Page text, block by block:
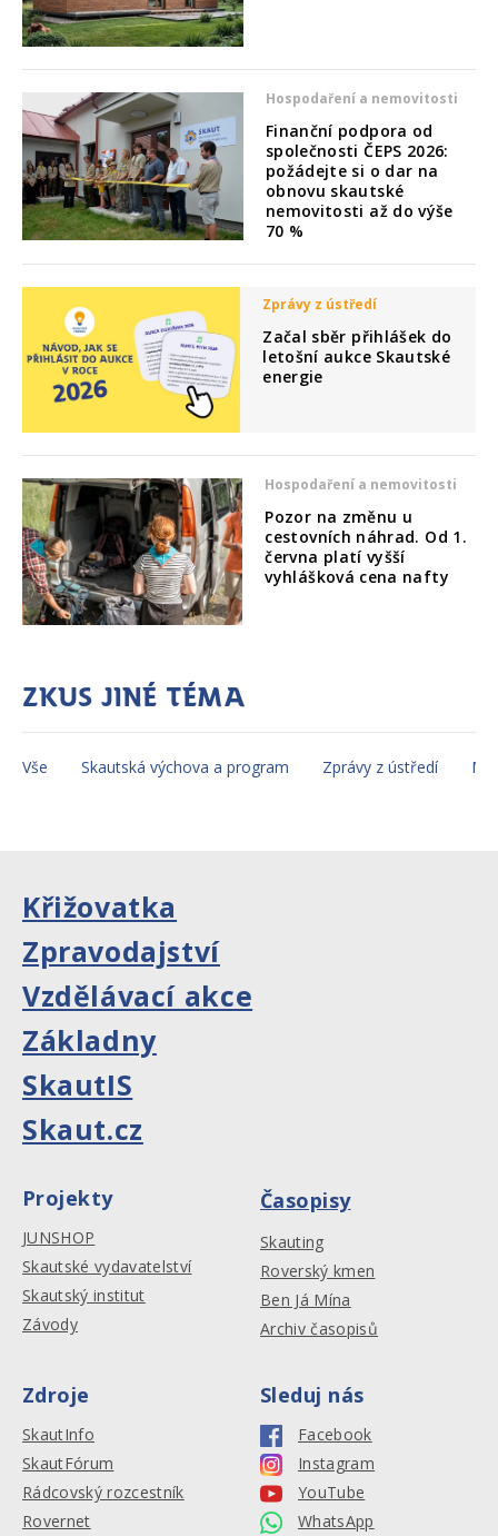
Hospodaření a nemovitosti
Finanční podpora od
společnosti ČEPS 2026:
požádejte si o dar na
obnovu skautské
nemovitosti až do výše
70 %
Zprávy z ústředí
Začal sběr přihlášek do
letošní aukce Skautské
energie
Hospodaření a nemovitosti
Pozor na změnu u
cestovních náhrad. Od 1.
června platí vyšší
vyhlášková cena nafty
Zkus jiné téma
Vše Skautská výchova a program Zprávy z ústředí
Křižovatka
Zpravodajství
Vzdělávací akce
Základny
SkautIS
Skaut.cz
Projekty
JUNSHOP
Skautské vydavatelství
Skautský institut
Závody
Časopisy
Skauting
Roverský kmen
Ben Já Mína
Archiv časopisů
Zdroje
SkautInfo
SkautFórum
Rádcovský rozcestník
Rovernet
Sleduj nás
Facebook
Instagram
YouTube
WhatsApp